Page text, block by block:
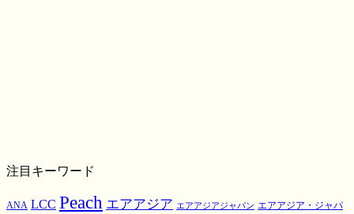
注目キーワード
ANA LCC Peach エアアジア エアアジアジャパン エアアジア・ジャパ